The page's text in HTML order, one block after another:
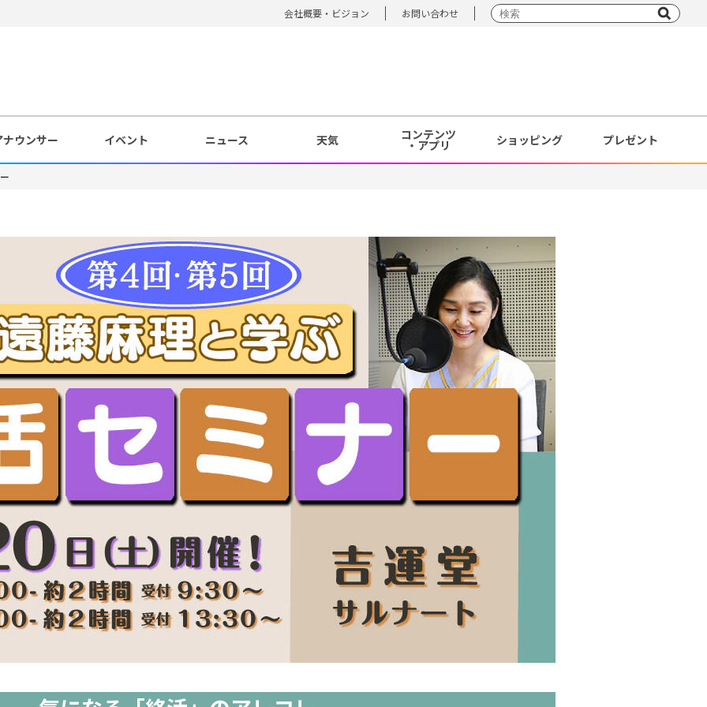
会社概要・ビジョン お問い合わせ
ナウンサー イベント ニュース 天気 コンテンツ
・アプリ ショッピング プレゼント